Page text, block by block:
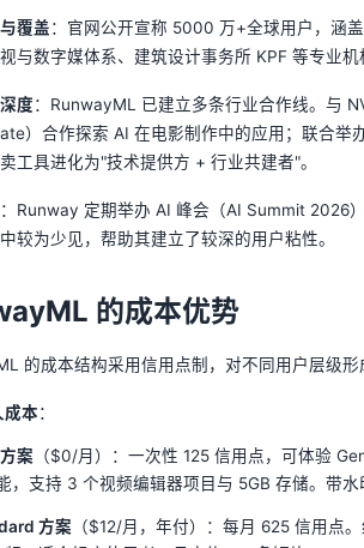
覆盖：官网公开宣称 5000 万+全球用户，涵
与数字媒体系、建筑设计事务所 KPF 等专业
度：RunwayML 已建立多条行业合作线。与
）合作探索 AI 在电影制作中的应用；联合
工具进化为"技术提供方 + 行业共建者"。
：Runway 定期举办 AI 峰会（AI Summit 2026
较为少见，帮助其建立了较深的用户粘性。
的成本优势
的成本结构采用信用点制，对不同用户层级形
成本：
案 （$0/月）：一次性 125 信用点，可体验
，支持 3 个视频编辑器项目与 5GB 存储。带水
方案 （$12/月，年付）：每月 625 信用点